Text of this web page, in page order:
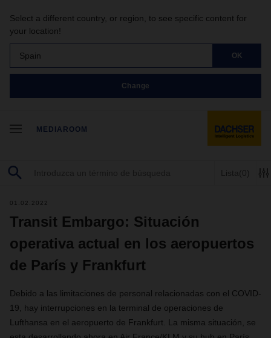
Select a different country, or region, to see specific content for
your location!
Spain OK
Change
MEDIAROOM
Lista (0)
01.02.2022
Transit Embargo: Situación
operativa actual en los aeropuertos
de París y Frankfurt
Debido a las limitaciones de personal relacionadas con el COVID-
19, hay interrupciones en la terminal de operaciones de
Lufthansa en el aeropuerto de Frankfurt. La misma situación, se